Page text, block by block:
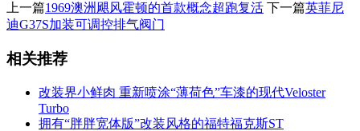
上一篇1969澳洲飓风霍顿的首款概念超跑复活 下一篇英菲尼
迪G37S加装可调控排气阀门
相关推荐
改装界小鲜肉 重新喷涂“薄荷色”车漆的现代Veloster
Turbo
拥有“胖胖宽体版”改装风格的福特福克斯ST